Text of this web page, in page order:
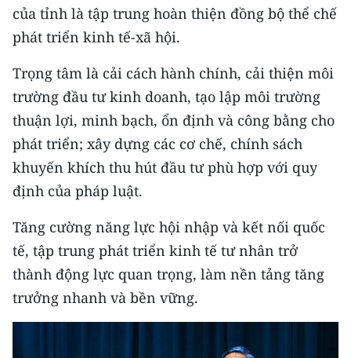
VỀ BÁO NHÂN DÂN
THỜI NAY
NHÂN DÂN CUỐI TUẦN
NHÂN DÂN HẰNG THÁNG
MUA BÁO
ĐỌC BÁO IN
ENGLISH
中文
của tỉnh là tập trung hoàn thiện đồng bộ thể chế
phát triển kinh tế-xã hội.
Trọng tâm là cải cách hành chính, cải thiện môi
trường đầu tư kinh doanh, tạo lập môi trường
thuận lợi, minh bạch, ổn định và công bằng cho
phát triển; xây dựng các cơ chế, chính sách
khuyến khích thu hút đầu tư phù hợp với quy
định của pháp luật.
Tăng cường năng lực hội nhập và kết nối quốc
tế, tập trung phát triển kinh tế tư nhân trở
thành động lực quan trọng, làm nền tảng tăng
trưởng nhanh và bền vững.